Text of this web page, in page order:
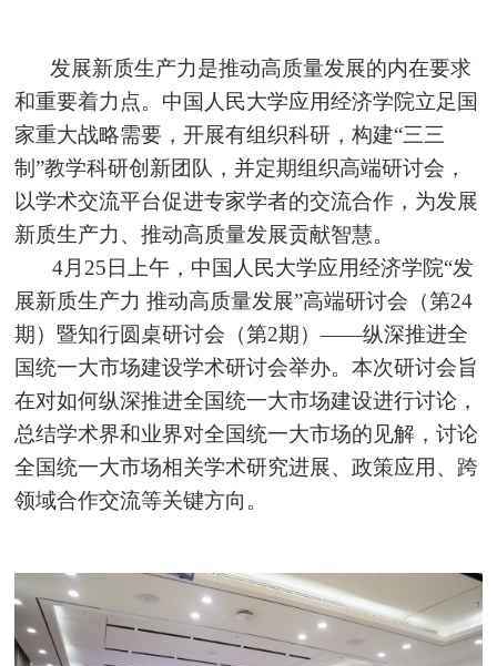
发展新质生产力是推动高质量发展的内在要求
和重要着力点。中国人民大学应用经济学院立足国
家重大战略需要，开展有组织科研，构建“三三
制”教学科研创新团队，并定期组织高端研讨会，
以学术交流平台促进专家学者的交流合作，为发展
新质生产力、推动高质量发展贡献智慧。
4月25日上午，中国人民大学应用经济学院“发
展新质生产力 推动高质量发展”高端研讨会（第24
期）暨知行圆桌研讨会（第2期）——纵深推进全
国统一大市场建设学术研讨会举办。本次研讨会旨
在对如何纵深推进全国统一大市场建设进行讨论，
总结学术界和业界对全国统一大市场的见解，讨论
全国统一大市场相关学术研究进展、政策应用、跨
领域合作交流等关键方向。